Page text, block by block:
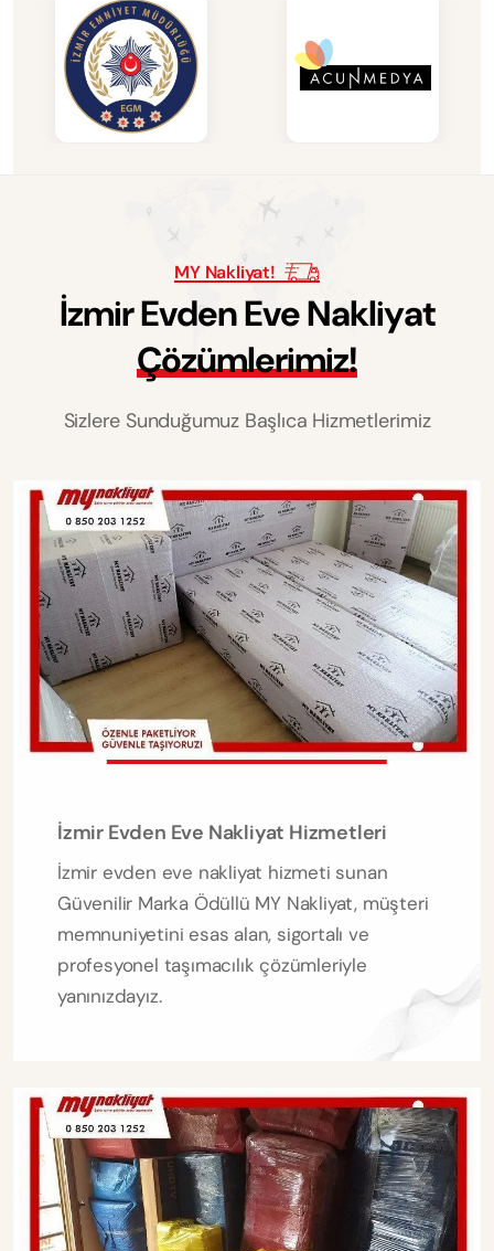
MY Nakliyat!
İzmirEvdenEveNakliyat
Çözümlerimiz!
Sizlere Sunduğumuz Başlıca Hizmetlerimiz
İzmir Evden Eve Nakliyat Hizmetleri
İzmir evden eve nakliyat hizmeti sunan
Güvenilir Marka Ödüllü MY Nakliyat, müşteri
memnuniyetini esas alan, sigortalı ve
profesyonel taşımacılık çözümleriyle
yanınızdayız.